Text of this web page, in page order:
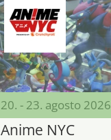
20. - 23. agosto 2026
Anime NYC